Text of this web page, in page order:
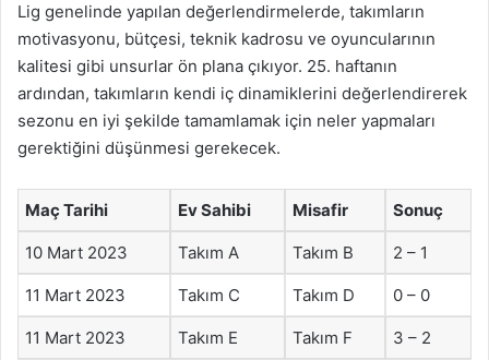
Lig genelinde yapılan değerlendirmelerde, takımların
motivasyonu, bütçesi, teknik kadrosu ve oyuncularının
kalitesi gibi unsurlar ön plana çıkıyor. 25. haftanın
ardından, takımların kendi iç dinamiklerini değerlendirerek
sezonu en iyi şekilde tamamlamak için neler yapmaları
gerektiğini düşünmesi gerekecek.
Maç Tarihi Ev Sahibi Misafir Sonuç
10 Mart 2023 Takım A Takım B 2 – 1
11 Mart 2023 Takım C Takım D 0 – 0
11 Mart 2023 Takım E Takım F 3 – 2